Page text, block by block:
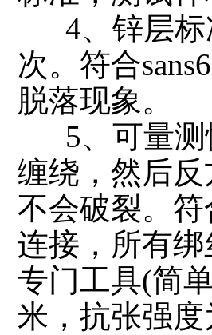
4、锌层标
次。符合
脱落现象。
5、可量测
缠绕，然后
不会破裂。符
连接，所有
专门工具(简
米，抗张强